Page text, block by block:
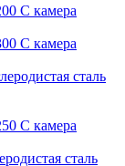
С камера
С камера
сталь
С камера
сталь